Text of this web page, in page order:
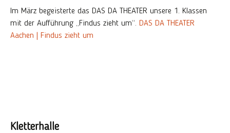
Im März begeisterte das DAS DA THEATER unsere 1. Klassen
mit der Aufführung „Findus zieht um“. DAS DA THEATER
Aachen | Findus zieht um
Kletterhalle